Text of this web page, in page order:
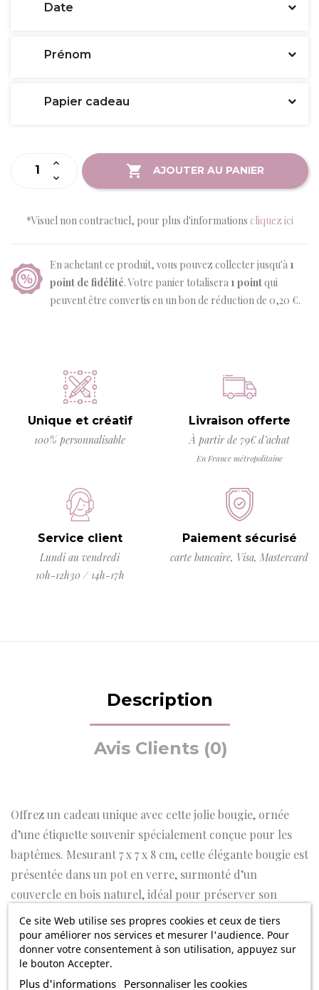
Ce site Web utilise ses propres cookies et ceux de tiers
pour améliorer nos services et mesurer l'audience. Pour
donner votre consentement à son utilisation, appuyez sur
le bouton Accepter.
Plus d'informations Personnaliser les cookies
Date
Prénom
Papier cadeau
AJOUTER AU PANIER
*Visuel non contractuel, pour plus d'informations cliquez ici
En achetant ce produit, vous pouvez collecter jusqu'à 1
point de fidélité. Votre panier totalisera 1 pointqui
peuvent être convertis en un bon de réduction de 0,20 €.
Unique et créatif
100% personnalisable
Livraison offerte
À partir de 79€ d’achat
En France métropolitaine
Service client
Lundi au vendredi
10h-12h30 / 14h-17h
Paiement sécurisé
carte bancaire, Visa, Mastercard
Description
Avis Clients (0)
Offrez un cadeau unique avec cette jolie bougie, ornée
d’une étiquette souvenir spécialement conçue pour les
baptêmes. Mesurant 7 x 7 x 8 cm, cette élégante bougie est
présentée dans un pot en verre, surmonté d’un
couvercle en bois naturel, idéal pour préserver son
délicat parfum.
Ce qui rend cette bougie vraiment originale, c’est son
étiquette personnalisée, portant l’inscription : « Baptême
de… », suivie du prénom de l’enfant et de la date de la